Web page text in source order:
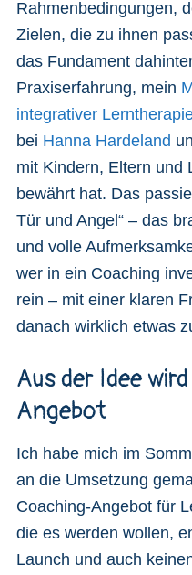
Rahmenbedingungen,
Zielen, die zu ihnen
das Fundament
Praxiserfahrung, mein
integrativer
bei Hanna Hardeland
mit Kindern, Eltern und
bewährt hat. Das
Tür und Angel“ – das
und volle
wer in ein Coaching
rein – mit einer klaren
danach wirklich etwas
Aus der Idee
Angebot
Ich habe mich im
an die Umsetzung
Coaching-Angebot für
die es werden wollen,
Launch und auch